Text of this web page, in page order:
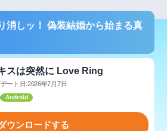
消しッ！ 偽装結婚から始まる真
スは突然に Love Ring
ート日:2026年7月7日
Android
ウンロードする